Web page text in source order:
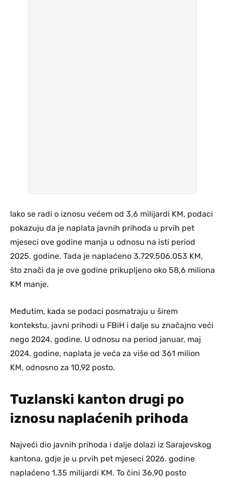
Iako se radi o iznosu većem od 3,6 milijardi KM, podaci
pokazuju da je naplata javnih prihoda u prvih pet
mjeseci ove godine manja u odnosu na isti period
2025. godine. Tada je naplaćeno 3.729.506.053 KM,
što znači da je ove godine prikupljeno oko 58,6 miliona
KM manje.
Međutim, kada se podaci posmatraju u širem
kontekstu, javni prihodi u FBiH i dalje su značajno veći
nego 2024. godine. U odnosu na period januar, maj
2024. godine, naplata je veća za više od 361 milion
KM, odnosno za 10,92 posto.
Tuzlanski kanton drugi po
iznosu naplaćenih prihoda
Najveći dio javnih prihoda i dalje dolazi iz Sarajevskog
kantona, gdje je u prvih pet mjeseci 2026. godine
naplaćeno 1,35 milijardi KM. To čini 36,90 posto